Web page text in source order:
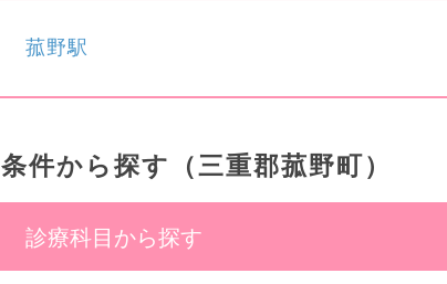
菰野駅
条件から探す（三重郡菰野町）
診療科目から探す